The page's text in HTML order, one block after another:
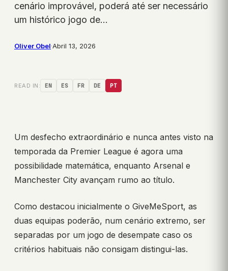
cenário improvável, poderá até ser necessário
um histórico jogo de…
Oliver Obel·Abril 13, 2026
READ IN: EN ES FR DE PT
Um desfecho extraordinário e nunca antes visto na
temporada da Premier League é agora uma
possibilidade matemática, enquanto Arsenal e
Manchester City avançam rumo ao título.
Como destacou inicialmente o GiveMeSport, as
duas equipas poderão, num cenário extremo, ser
separadas por um jogo de desempate caso os
critérios habituais não consigam distingui-las.